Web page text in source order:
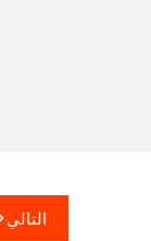
التالي